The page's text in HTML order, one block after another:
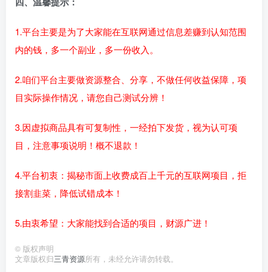
1.平台主要是为了大家能在互联网通过信息差赚到认知范围
内的钱，多一个副业，多一份收入。
2.咱们平台主要做资源整合、分享，不做任何收益保障，项
目实际操作情况，请您自己测试分辨！
3.因虚拟商品具有可复制性，一经拍下发货，视为认可项
目，注意事项说明！概不退款！
4.平台初衷：揭秘市面上收费成百上千元的互联网项目，拒
接割韭菜，降低试错成本！
5.由衷希望：大家能找到合适的项目，财源广进！
© 版权声明
文章版权归三青资源所有，未经允许请勿转载。